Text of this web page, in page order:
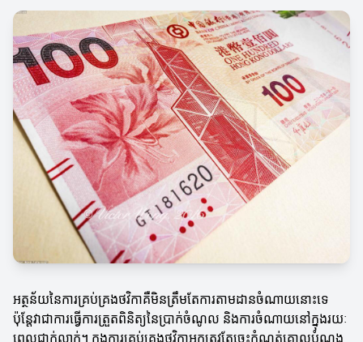
អត្ថន័យនៃការគ្រប់គ្រងថវិកាគឺមិនត្រឹមតែការតាមដានចំណាយនោះទេ
ប៉ុន្តែវាជាការធ្វើការត្រួតពិនិត្យនៃប្រាក់ចំណូល និងការចំណាយនៅក្នុងរយៈ
ពេលជាក់លាក់។ ក្នុងការគ្រប់គ្រងថវិកាអ្នកត្រូវតែចេះកំណត់គោលបំណង